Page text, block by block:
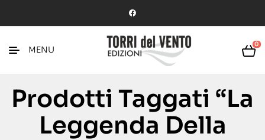
MENU
0
Prodotti Taggati “la
Leggenda Della